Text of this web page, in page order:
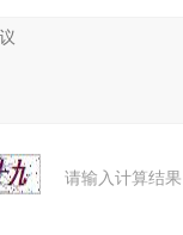
请输入计算结